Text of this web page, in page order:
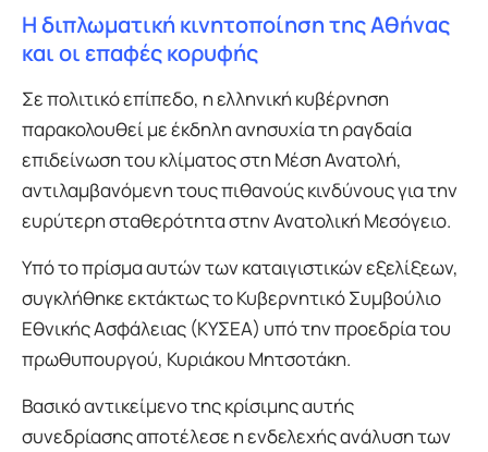
Η διπλωματική κινητοποίηση της Αθήνας
και οι επαφές κορυφής
Σε πολιτικό επίπεδο, η ελληνική κυβέρνηση
παρακολουθεί με έκδηλη ανησυχία τη ραγδαία
επιδείνωση του κλίματος στη Μέση Ανατολή,
αντιλαμβανόμενη τους πιθανούς κινδύνους για την
ευρύτερη σταθερότητα στην Ανατολική Μεσόγειο.
Υπό το πρίσμα αυτών των καταιγιστικών εξελίξεων,
συγκλήθηκε εκτάκτως το Κυβερνητικό Συμβούλιο
Εθνικής Ασφάλειας (ΚΥΣΕΑ) υπό την προεδρία του
πρωθυπουργού, Κυριάκου Μητσοτάκη.
Βασικό αντικείμενο της κρίσιμης αυτής
συνεδρίασης αποτέλεσε η ενδελεχής ανάλυση των